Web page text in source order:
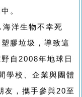
。
洋生物不幸死
膠垃圾，導致這
自2008年地球日
學校、企業與團體
友，攜手參與20至